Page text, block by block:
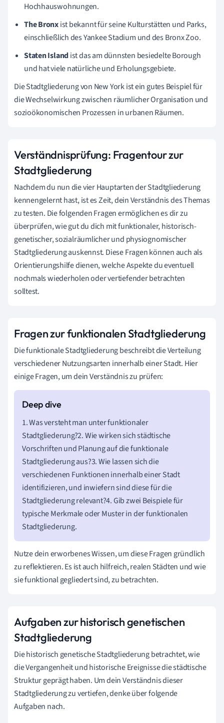
Hochhauswohnungen.
The Bronxist bekannt für seine Kulturstätten und Parks,
einschließlich des Yankee Stadium und des Bronx Zoo.
Staten Islandist das am dünnsten besiedelte Borough
und hat viele natürliche und Erholungsgebiete.
Die Stadtgliederung von New York ist ein gutes Beispiel für
die Wechselwirkung zwischen räumlicher Organisation und
sozioökonomischen Prozessen in urbanen Räumen.
Verständnisprüfung: Fragentour zur
Stadtgliederung
Nachdem du nun die vier Hauptarten der Stadtgliederung
kennengelernt hast, ist es Zeit, dein Verständnis des Themas
zu testen. Die folgenden Fragen ermöglichen es dir zu
überprüfen, wie gut du dich mit funktionaler, historisch-
genetischer, sozialräumlicher und physiognomischer
Stadtgliederung auskennst. Diese Fragen können auch als
Orientierungshilfe dienen, welche Aspekte du eventuell
nochmals wiederholen oder vertiefender betrachten
solltest.
Fragen zur funktionalen Stadtgliederung
Die funktionale Stadtgliederung beschreibt die Verteilung
verschiedener Nutzungsarten innerhalb einer Stadt. Hier
einige Fragen, um dein Verständnis zu prüfen:
1. Was versteht man unter funktionaler
Stadtgliederung?2. Wie wirken sich städtische
Vorschriften und Planung auf die funktionale
Stadtgliederung aus?3. Wie lassen sich die
verschiedenen Funktionen innerhalb einer Stadt
identifizieren, und inwiefern sind diese für die
Stadtgliederung relevant?4. Gib zwei Beispiele für
typische Merkmale oder Muster in der funktionalen
Stadtgliederung.
Nutze dein erworbenes Wissen, um diese Fragen gründlich
zu reflektieren. Es ist auch hilfreich, realen Städten und wie
sie funktional gegliedert sind, zu betrachten.
Aufgaben zur historisch genetischen
Stadtgliederung
Die historisch genetische Stadtgliederung betrachtet, wie
die Vergangenheit und historische Ereignisse die städtische
Struktur geprägt haben. Um dein Verständnis dieser
Stadtgliederung zu vertiefen, denke über folgende
Aufgaben nach.